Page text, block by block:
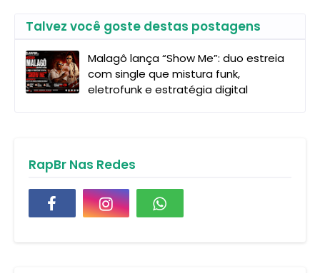
Talvez você goste destas postagens
Malagô lança “Show Me”: duo estreia
com single que mistura funk,
eletrofunk e estratégia digital
RapBr Nas Redes